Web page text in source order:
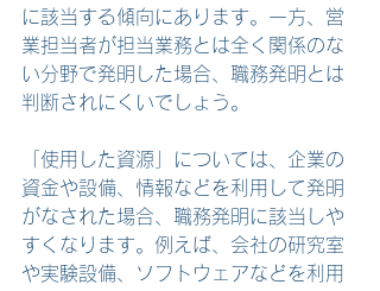
に該当する傾向にあります。一方、営
業担当者が担当業務とは全く関係のな
い分野で発明した場合、職務発明とは
判断されにくいでしょう。
「使用した資源」については、企業の
資金や設備、情報などを利用して発明
がなされた場合、職務発明に該当しや
すくなります。例えば、会社の研究室
や実験設備、ソフトウェアなどを利用